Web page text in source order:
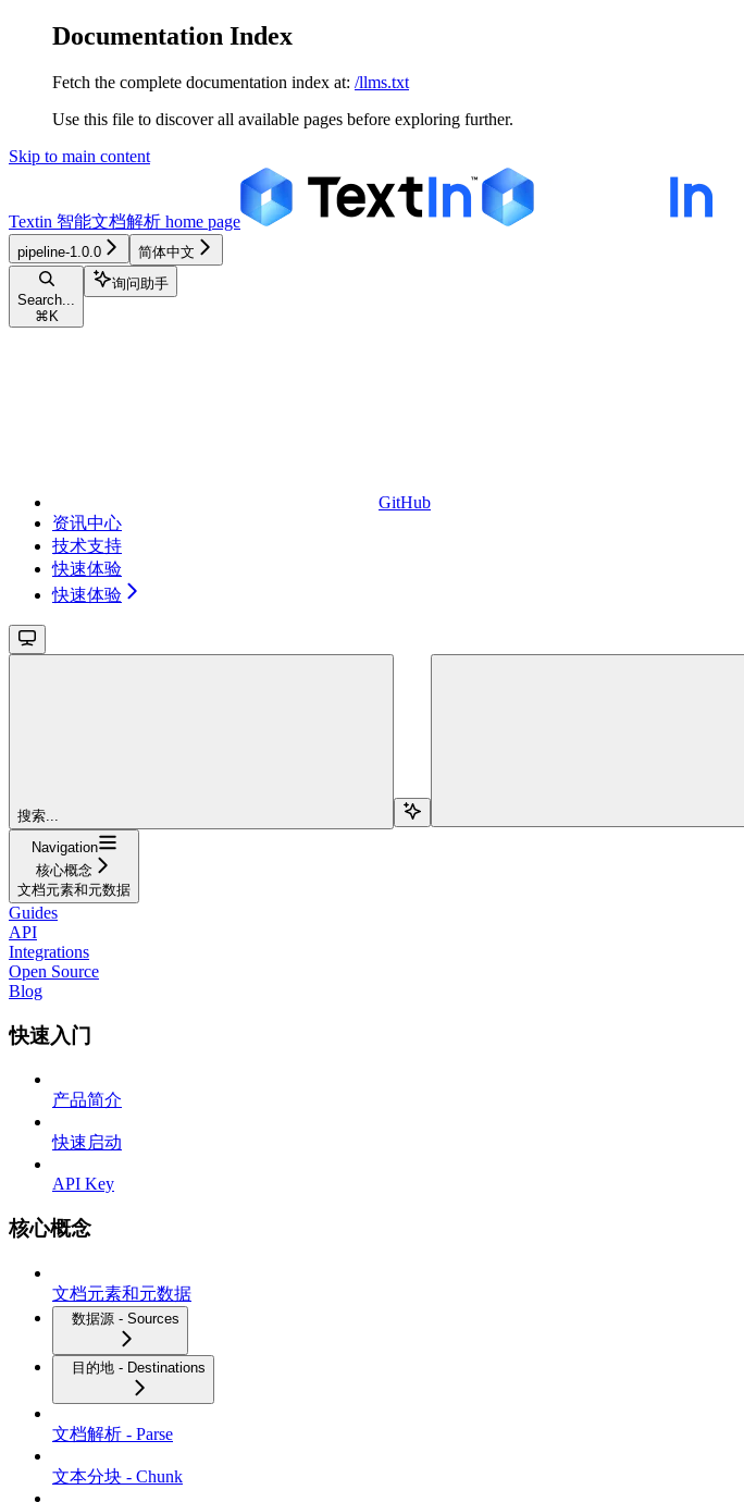
Documentation Index
Fetch the complete documentation index at: /llms.txt
Use this file to discover all available pages before exploring further.
Skip to main content
Textin 智能文档解析 home page
pipeline-1.0.0 简体中文
Search...
⌘ K
询问助手
GitHub
资讯中心
技术支持
快速体验
快速体验
搜索...
Navigation
核心概念
文档元素和元数据
Guides
API
Integrations
Open Source
Blog
快速入门
产品简介
快速启动
API Key
核心概念
文档元素和元数据
数据源 - Sources
目的地 - Destinations
文档解析 - Parse
文本分块 - Chunk